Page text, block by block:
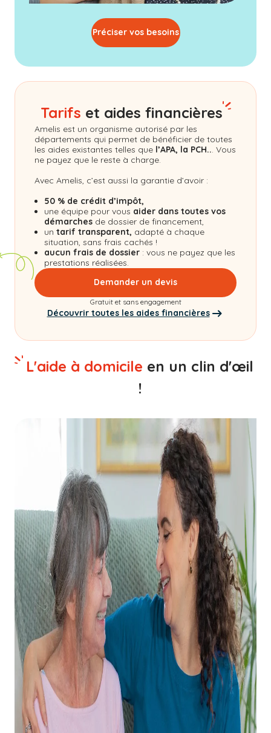
Préciser vos besoins
Tarifs et aides financières
Amelis est un organisme autorisé par les
départements qui permet de bénéficier de toutes
les aides existantes telles que l’APA, la PCH... Vous
ne payez que le reste à charge.
Avec Amelis, c’est aussi la garantie d’avoir :
50 % de crédit d’impôt,
une équipe pour vous aider dans toutes vos
démarches de dossier de financement,
un tarif transparent, adapté à chaque
situation, sans frais cachés !
aucun frais de dossier : vous ne payez que les
prestations réalisées.
Demander un devis
Gratuit et sans engagement
Découvrir toutes les aides financières
L'aide à domicile en un clin d'œil
!